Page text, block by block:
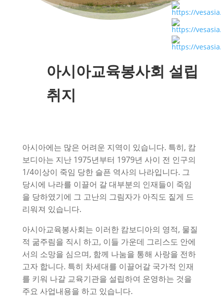
아시아교육봉사회 설립
취지
아시아에는 많은 어려운 지역이 있습니다. 특히, 캄
보디아는 지난 1975년부터 1979년 사이 전 인구의
1/4이상이 죽임 당한 슬픈 역사의 나라입니다. 그
당시에 나라를 이끌어 갈 대부분의 인재들이 죽임
을 당하였기에 그 고난의 그림자가 아직도 짙게 드
리워져 있습니다.
아시아교육봉사회는 이러한 캄보디아의 영적, 물질
적 굶주림을 직시 하고, 이들 가운데 그리스도 안에
서의 소망을 심으며, 함께 나눔을 통해 사랑을 전하
고자 합니다. 특히 차세대를 이끌어갈 국가적 인재
를 키워 나갈 교육기관을 설립하여 운영하는 것을
주요 사업내용을 하고 있습니다.